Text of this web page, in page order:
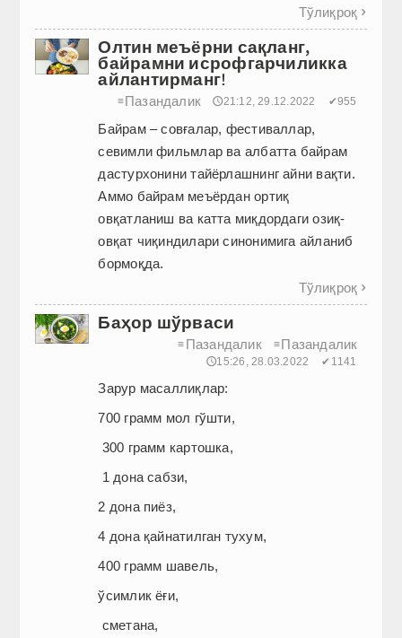
Тўлиқроқ 
Олтин меъёрни сақланг,
байрамни исрофгарчиликка
айлантирманг!
≡Пазандалик 🕔21:12, 29.12.2022 ✔955
Байрам – совғалар, фестиваллар,
севимли фильмлар ва албатта байрам
дастурхонини тайёрлашнинг айни вақти.
Аммо байрам меъёрдан ортиқ
овқатланиш ва катта миқдордаги озиқ-
овқат чиқиндилари синонимига айланиб
бормоқда.
Тўлиқроқ 
Баҳор шўрваси
≡ Пазандалик ≡Пазандалик
🕔15:26, 28.03.2022 ✔1141
Зарур масаллиқлар:
700 грамм мол гўшти,
300 грамм картошка,
1 дона сабзи,
2 дона пиёз,
4 дона қайнатилган тухум,
400 грамм шавель,
ўсимлик ёғи,
сметана,